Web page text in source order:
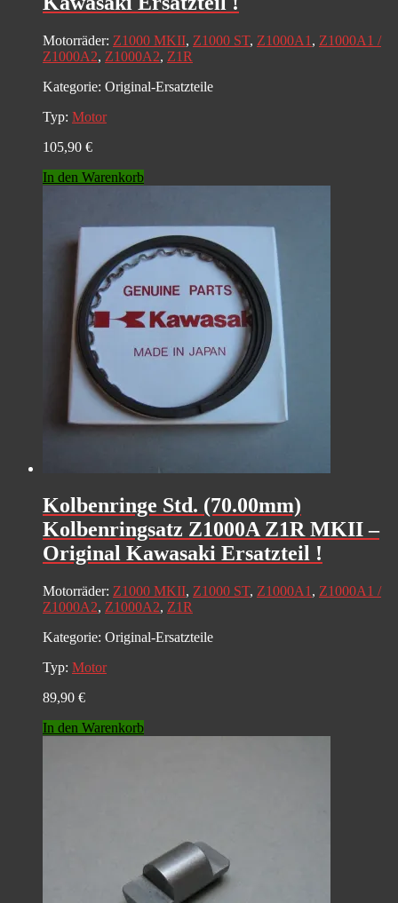
Motorräder: Z1000 MKII, Z1000 ST, Z1000A1 , Z1000A1 /
Z1000A2, Z1000A2, Z1R
Kategorie: Original-Ersatzteile
Typ: Motor
105,90 €
In den Warenkorb
Kolbenringe Std. (70.00mm)
Kolbenringsatz Z1000A Z1R MKII –
Original Kawasaki Ersatzteil !
Motorräder: Z1000 MKII, Z1000 ST, Z1000A1 , Z1000A1 /
Z1000A2, Z1000A2, Z1R
Kategorie: Original-Ersatzteile
Typ: Motor
89,90 €
In den Warenkorb